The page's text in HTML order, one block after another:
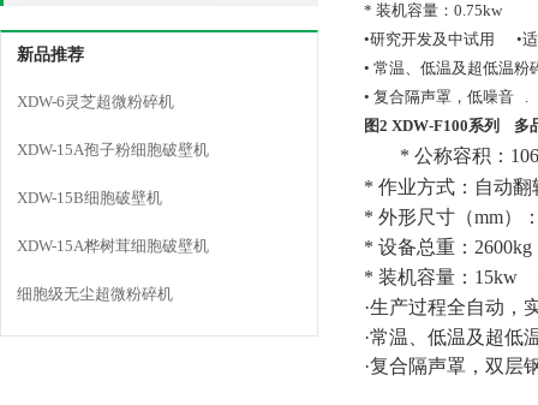
新品推荐
XDW-6灵芝超微粉碎机
XDW-15A孢子粉细胞破壁机
XDW-15B细胞破壁机
XDW-15A桦树茸细胞破壁机
细胞级无尘超微粉碎机
* 装机容量：0.75kw
•研究开发及中试用
•
• 常温、低温及超低温粉
• 复合隔声罩，低噪音 .
图2 XDW-F100系列 多
* 公称容积：
* 作业方式：自动翻
* 外形尺寸（mm）
* 设备总重： 2600kg
* 装机容量： 15kw
·生产过程全自动，
·常温、低温及超低
·复合隔声罩，双层